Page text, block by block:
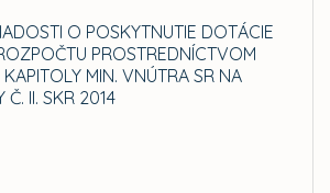
O POSKYTNUTIE DOTÁCIE
PROSTREDNÍCTVOM
MIN. VNÚTRA SR NA
II. SKR 2014